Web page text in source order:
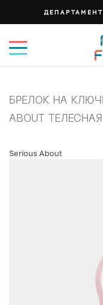
БРЕЛОК НА
ABOUT ТЕЛЕСНАЯ
Serious About